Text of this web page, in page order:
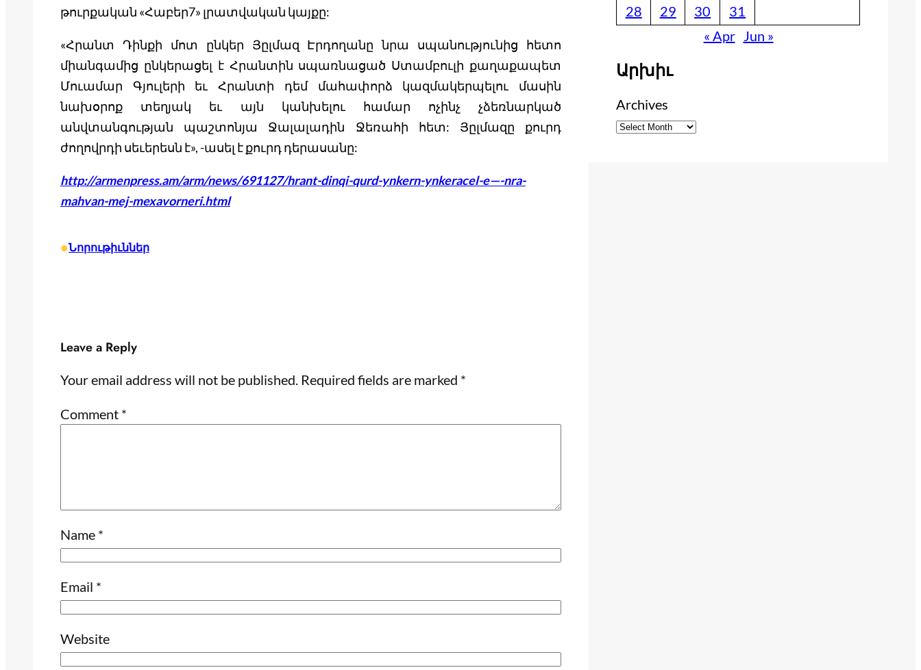
թուրքական «Հաբեր7» լրատվական կայքը:
«Հրանտ Դինքի մոտ ընկեր Յըլմազ Էրդողանը նրա սպանությունից հետո
միանգամից ընկերացել է Հրանտին սպառնացած Ստամբուլի քաղաքապետ
Մուամար Գյուլերի եւ Հրանտի դեմ մահափորձ կազմակերպելու մասին
նախօրոք տեղյակ եւ այն կանխելու համար ոչինչ չձեռնարկած
անվտանգության պաշտոնյա Ջալալադին Ջեռահի հետ: Յըլմազը քուրդ
ժողովրդի սեւերեսն է», -ասել է քուրդ դերասանը:
http://armenpress.am/arm/news/691127/hrant-dinqi-qurd-ynkern-ynkeracel-e—-nra-
mahvan-mej-mexavorneri.html
•Նորութիւններ
Leave a Reply
Your email address will not be published. Required fields are marked *
Comment *
Name *
Email *
Website
28
29 30
31
« Apr
Jun »
Արխիւ
Archives